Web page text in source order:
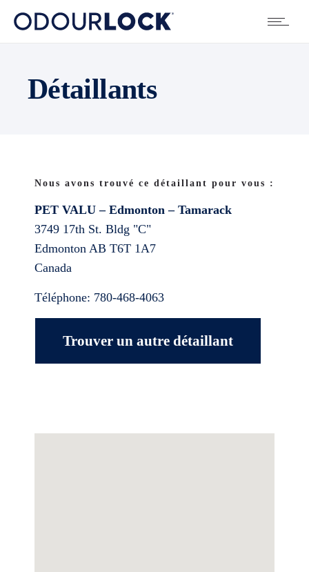
Détaillants
Nous avons trouvé ce détaillant pour vous :
PET VALU – Edmonton – Tamarack
3749 17th St. Bldg "C"
Edmonton AB T6T 1A7
Canada
Téléphone: 780-468-4063
Trouver un autre détaillant